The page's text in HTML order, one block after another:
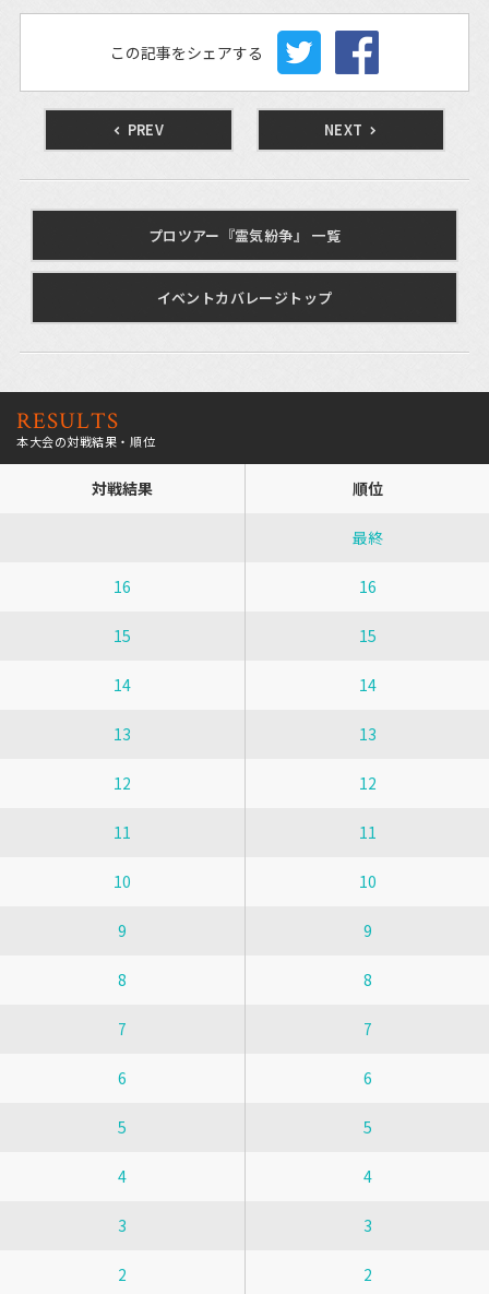
この記事をシェアする
PREV NEXT
プロツアー『霊気紛争』 一覧
イベントカバレージトップ
RESULTS
本大会の対戦結果・順位
対戦結果 順位
最終
16 16
15 15
14 14
13 13
12 12
11 11
10 10
9 9
8 8
7 7
6 6
5 5
4 4
3 3
2 2